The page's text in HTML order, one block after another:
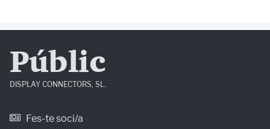
Públic
DISPLAY CONNECTORS, SL.
Fes-te soci/a